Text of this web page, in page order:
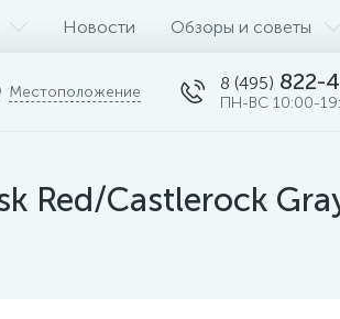
Новости Обзоры и советы
Местоположение 8 (495) 822-
ПН-ВС 10:00-
Red/Castlerock